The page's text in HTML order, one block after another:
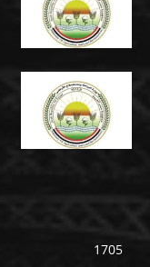
1705